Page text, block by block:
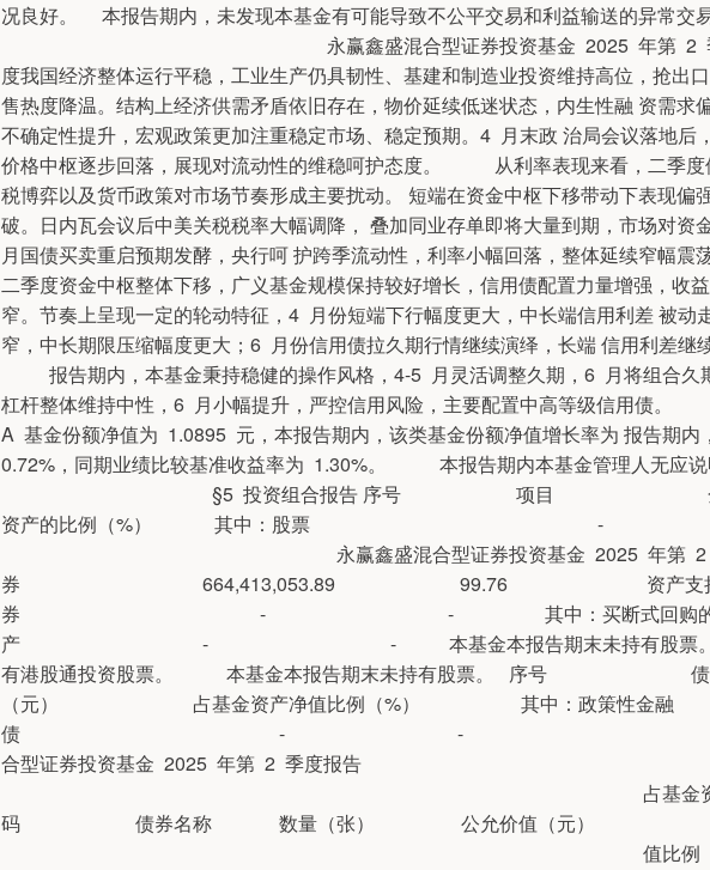
况良好。 本报告期内，未发现本基金有可能导致不公平交易和利益输送的异常交易
永赢鑫盛混合型证券投资基金 2025 年第 2 季度
度我国经济整体运行平稳，工业生产仍具韧性、基建和制造业投资维持高位，抢出
售热度降温。结构上经济供需矛盾依旧存在，物价延续低迷状态，内生性融 资需求
不确定性提升，宏观政策更加注重稳定市场、稳定预期。4 月末政 治局会议落地后
价格中枢逐步回落，展现对流动性的维稳呵护态度。 从利率表现来看，二季度
税博弈以及货币政策对市场节奏形成主要扰动。 短端在资金中枢下移带动下表现偏
破。日内瓦会议后中美关税税率大幅调降， 叠加同业存单即将大量到期，市场对资
月国债买卖重启预期发酵，央行呵 护跨季流动性，利率小幅回落，整体延续窄
二季度资金中枢整体下移，广义基金规模保持较好增长，信用债配置力量增强，收
窄。节奏上呈现一定的轮动特征，4 月份短端下行幅度更大，中长端信用利差 被动
窄，中长期限压缩幅度更大；6 月份信用债拉久期行情继续演绎，长端 信用利差继
报告期内，本基金秉持稳健的操作风格，4-5 月灵活调整久期，6 月将组合久
杠杆整体维持中性，6 月小幅提升，严控信用风险，主要配置中高等级信用债
A 基金份额净值为 1.0895 元，本报告期内，该类基金份额净值增长率为 报告期内
0.72%，同期业绩比较基准收益率为 1.30%。 本报告期内本基金管理人无应说
§5 投资组合报告 序号 项目 金额（
资产的比例（%） 其中：股
永赢鑫盛混合型证券投资基金 2025 年第 2
券 664,413,053.89 99.76 资产支持
券 - - 其中：买断式回购的买入返
产 - - 本基金本报告期末未持有股票。 本基
有港股通投资股票。 本基金本报告期末未持有股票。 序号
（元） 占基金资产净值比例（%） 其中：政策性金融
债 - - 永赢
合型证券投资基金 2025 年第 2 季度报告
占基金资产净 序号
码 债券名称 数量（张） 公允价值（元）
值比例（%） 本基金本报